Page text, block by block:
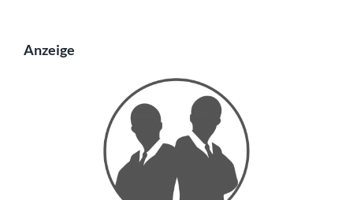
Anzeige